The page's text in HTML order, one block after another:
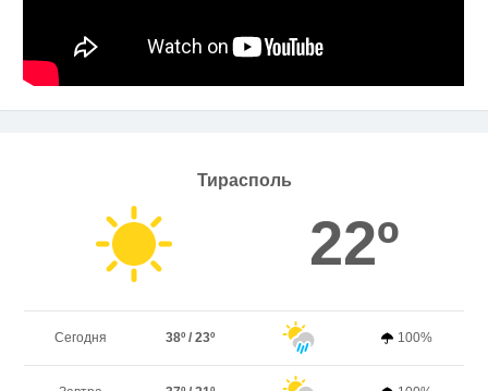
Тирасполь
22º
Сегодня 38º / 23º 100%